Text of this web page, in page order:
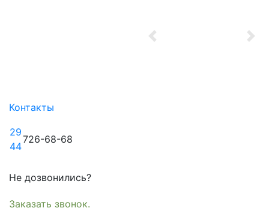
Previous
Контакты
29
44
726-68-68
Не дозвонились?
Заказать звонок.